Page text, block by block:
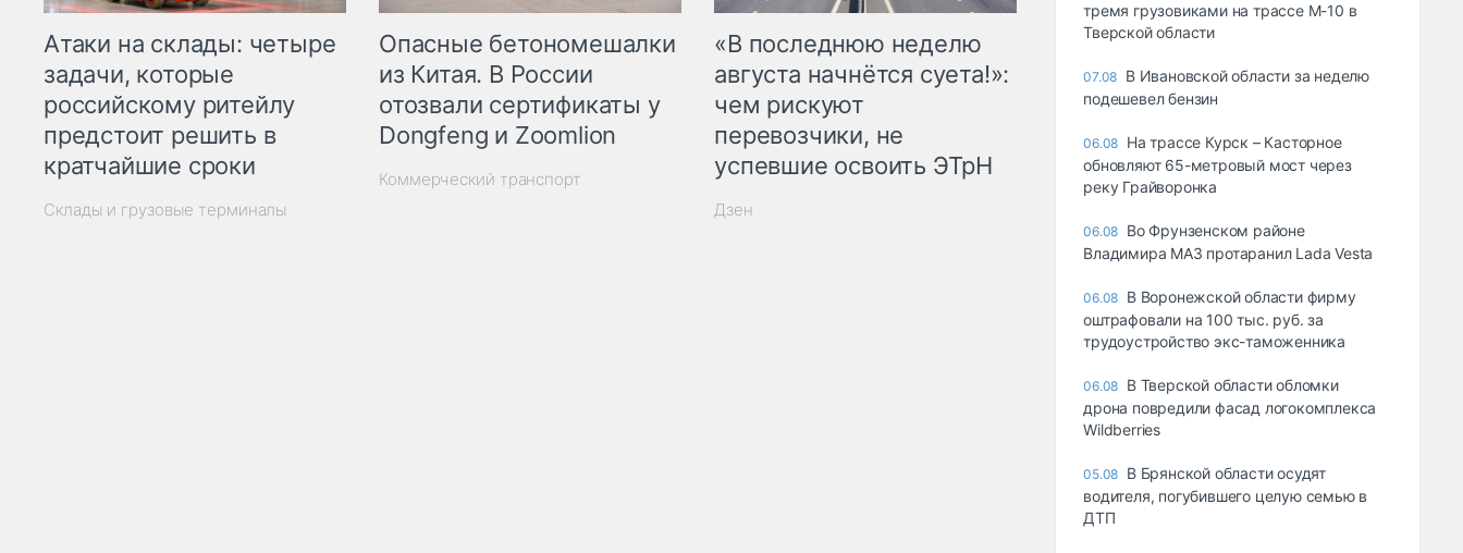
Атаки на склады: четыре
задачи, которые
российскому ритейлу
предстоит решить в
кратчайшие сроки
Склады и грузовые терминалы
Опасные бетономешалки
из Китая. В России
отозвали сертификаты у
Dongfeng и Zoomlion
Коммерческий транспорт
«В последнюю неделю
августа начнётся суета!»:
чем рискуют
перевозчики, не
успевшие освоить ЭТрН
Дзен
тремя грузовиками на трассе М-10 в
Тверской области
07.08 В Ивановской области за неделю
подешевел бензин
06.08 На трассе Курск – Касторное
обновляют 65-метровый мост через
реку Грайворонка
06.08 Во Фрунзенском районе
Владимира МАЗ протаранил Lada Vesta
06.08 В Воронежской области фирму
оштрафовали на 100 тыс. руб. за
трудоустройство экс-таможенника
06.08 В Тверской области обломки
дрона повредили фасад логокомплекса
Wildberries
05.08 В Брянской области осудят
водителя, погубившего целую семью в
ДТП